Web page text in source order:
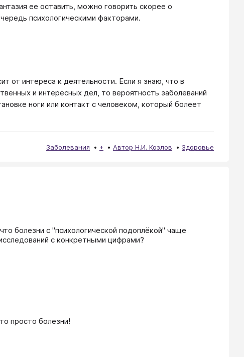
ее оставить, можно говорить скорее о
психологическими факторами.
от интереса к деятельности. Если я знаю, что в
и интересных дел, то вероятность заболеваний
ноги или контакт с человеком, который болеет
Заболевания + Автор Н.И. Козлов Здоровье
болезни с "психологической подоплёкой" чаще
с конкретными цифрами?
просто болезни!